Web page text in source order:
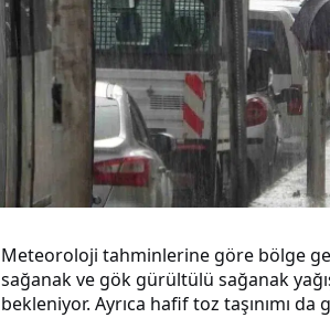
Meteoroloji tahminlerine göre bölge
sağanak ve gök gürültülü sağanak
bekleniyor. Ayrıca hafif toz taşınımı